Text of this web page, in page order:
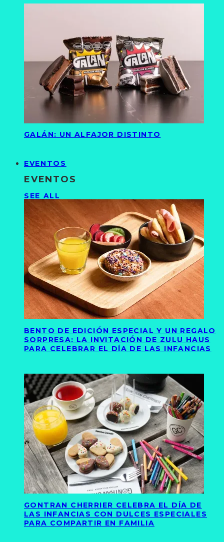
GALÁN: UN ALFAJOR DISTINTO
EVENTOS
EVENTOS
SEE ALL
BENTO DE EDICIÓN ESPECIAL Y UN REGALO
SORPRESA: LA INVITACIÓN DE ZULU HAUS
PARA CELEBRAR EL DÍA DE LAS INFANCIAS
GONTRAN CHERRIER CELEBRA EL DÍA DE
LAS INFANCIAS CON DULCES ESPECIALES
PARA COMPARTIR EN FAMILIA